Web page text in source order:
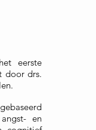
eerste
door drs.
en